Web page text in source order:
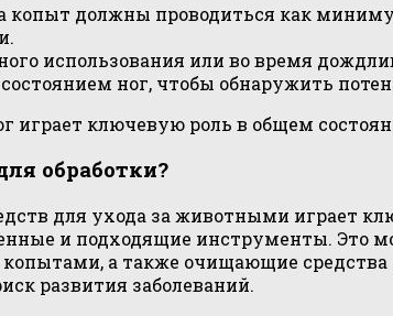
копыт должны проводиться как
использования или во время
ног, чтобы обнаружить
играет ключевую роль в общем
обработки?
для ухода за животными играет
и подходящие инструменты. Это
а также очищающие
развития заболеваний.